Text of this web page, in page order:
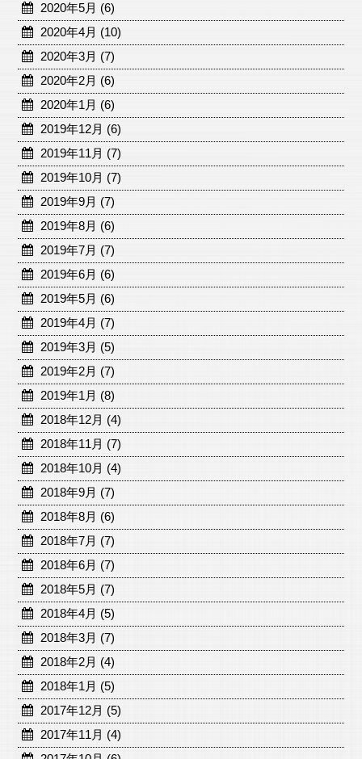
2020年5月 (6)
2020年4月 (10)
2020年3月 (7)
2020年2月 (6)
2020年1月 (6)
2019年12月 (6)
2019年11月 (7)
2019年10月 (7)
2019年9月 (7)
2019年8月 (6)
2019年7月 (7)
2019年6月 (6)
2019年5月 (6)
2019年4月 (7)
2019年3月 (5)
2019年2月 (7)
2019年1月 (8)
2018年12月 (4)
2018年11月 (7)
2018年10月 (4)
2018年9月 (7)
2018年8月 (6)
2018年7月 (7)
2018年6月 (7)
2018年5月 (7)
2018年4月 (5)
2018年3月 (7)
2018年2月 (4)
2018年1月 (5)
2017年12月 (5)
2017年11月 (4)